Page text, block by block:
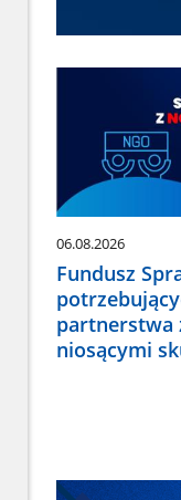
06.08.2026
Fundusz
partnerstwa
niosącymi